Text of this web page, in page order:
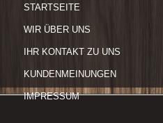
STARTSEITE
WIR ÜBER UNS
IHR KONTAKT ZU UNS
KUNDENMEINUNGEN
IMPRESSUM